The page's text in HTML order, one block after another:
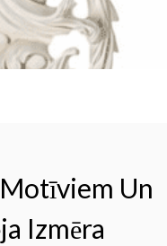
Un
Izmēra